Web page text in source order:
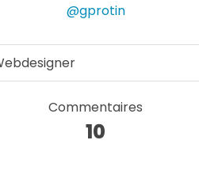
@gprotin
Commentaires
10